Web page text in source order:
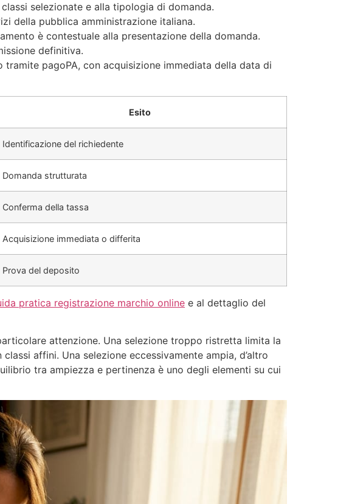
selezionate e alla tipologia di domanda.
della pubblica amministrazione italiana.
è contestuale alla presentazione della domanda.
definitiva.
pagoPA, con acquisizione immediata della data di
Esito
Identificazione del richiedente
Domanda strutturata
Conferma della tassa
Acquisizione immediata o differita
Prova del deposito
pratica registrazione marchio online e al dettaglio del
attenzione. Una selezione troppo ristretta limita la
affini. Una selezione eccessivamente ampia, d’altro
tra ampiezza e pertinenza è uno degli elementi su cui